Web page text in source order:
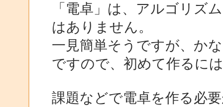
「電卓」は、アルゴリズ
はありません。
一見簡単そうですが、か
ですので、初めて作るに
課題などで電卓を作る必